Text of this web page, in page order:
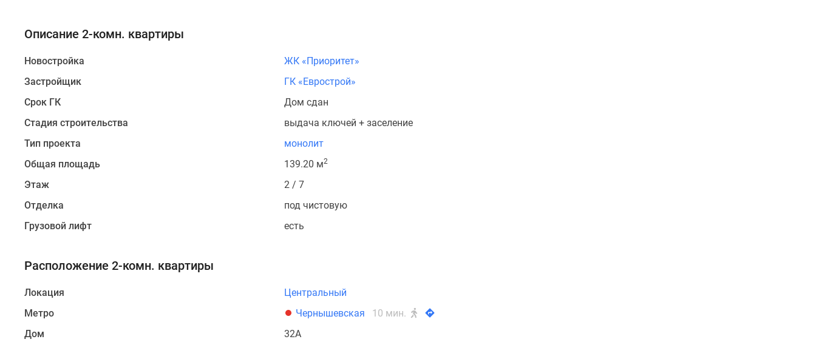
Описание 2-комн. квартиры
Новостройка
ЖК «Приоритет»
Застройщик
ГК «Еврострой»
Срок ГК
Дом сдан
Стадия строительства
выдача ключей + заселение
Тип проекта
монолит
Общая площадь
139.20 м2
Этаж
2 / 7
Отделка
под чистовую
Грузовой лифт
есть
Расположение 2-комн. квартиры
Локация
Центральный
Метро
Чернышевская
10 мин.
Дом
32А